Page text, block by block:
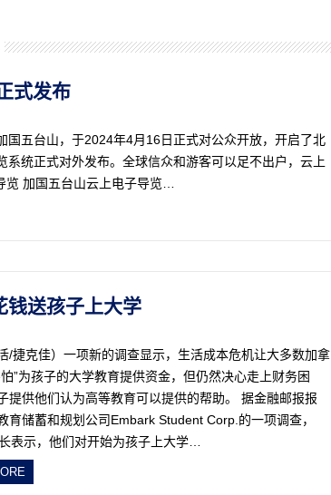
式发布
五台山，于2024年4月16日正式对公众开放，开启了北
统正式对外发布。全球信众和游客可以足不出户，云上
加国五台山云上电子导览…
钱送孩子上大学
/捷克佳）一项新的调查显示，生活成本危机让大多数加拿
”为孩子的大学教育提供资金，但仍然决心走上财务困
提供他们认为高等教育可以提供的帮助。 据金融邮报报
育储蓄和规划公司Embark Student Corp.的一项调查，
表示，他们对开始为孩子上大学…